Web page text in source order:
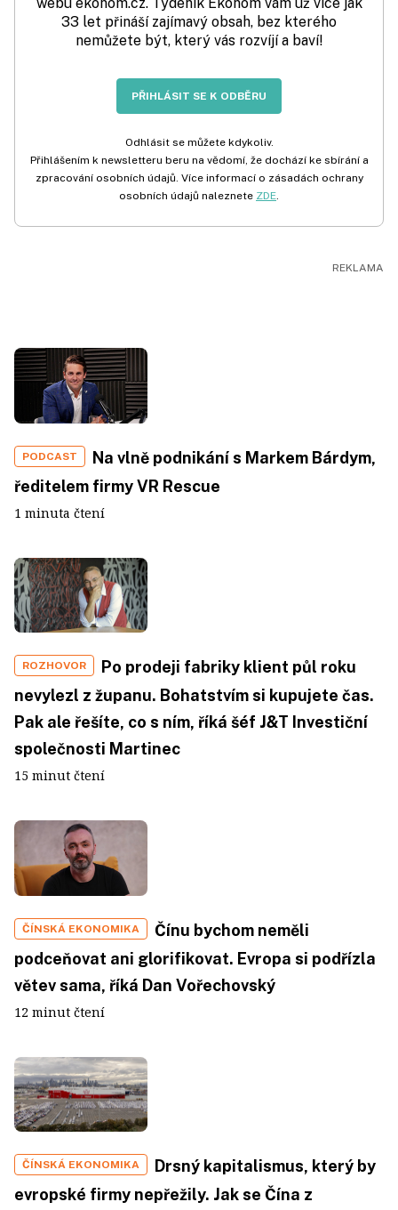
33 let přináší zajímavý obsah, bez kterého
nemůžete být, který vás rozvíjí a baví!
PŘIHLÁSIT SE K ODBĚRU
Odhlásit se můžete kdykoliv.
Přihlášením k newsletteru beru na vědomí, že dochází ke sbírání a
zpracování osobních údajů. Více informací o zásadách ochrany
osobních údajů naleznete ZDE.
PODCAST
Na vlně podnikání s Markem Bárdym,
ředitelem firmy VR Rescue
1 minuta čtení
ROZHOVOR
Po prodeji fabriky klient půl roku
nevylezl z županu. Bohatstvím si kupujete čas.
Pak ale řešíte, co s ním, říká šéf J&T Investiční
společnosti Martinec
15 minut čtení
ČÍNSKÁ EKONOMIKA
Čínu bychom neměli
podceňovat ani glorifikovat. Evropa si podřízla
větev sama, říká Dan Vořechovský
12 minut čtení
ČÍNSKÁ EKONOMIKA
Drsný kapitalismus, který by
evropské firmy nepřežily. Jak se Čína z